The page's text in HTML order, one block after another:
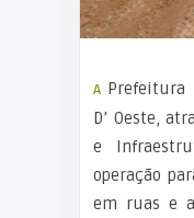
A Prefeitura municipal de Alta Floresta
D’ Oeste,
e
operação
em ruas e